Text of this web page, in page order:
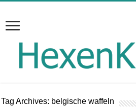
Tag Archives: belgische waffeln